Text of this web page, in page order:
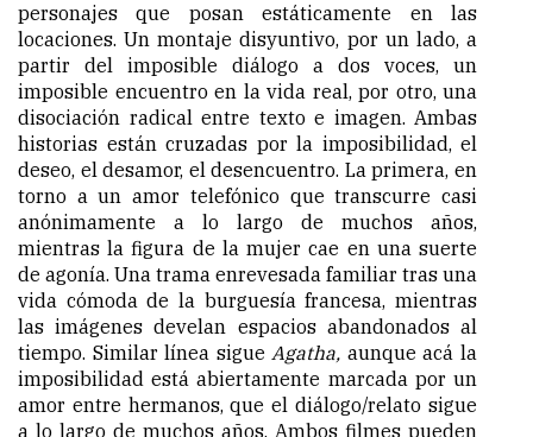
personajes que posan estáticamente en las
locaciones. Un montaje disyuntivo, por un lado, a
partir del imposible diálogo a dos voces, un
imposible encuentro en la vida real, por otro, una
disociación radical entre texto e imagen. Ambas
historias están cruzadas por la imposibilidad, el
deseo, el desamor, el desencuentro. La primera, en
torno a un amor telefónico que transcurre casi
anónimamente a lo largo de muchos años,
mientras la figura de la mujer cae en una suerte
de agonía. Una trama enrevesada familiar tras una
vida cómoda de la burguesía francesa, mientras
las imágenes develan espacios abandonados al
tiempo. Similar línea sigue Agatha, aunque acá la
imposibilidad está abiertamente marcada por un
amor entre hermanos, que el diálogo/relato sigue
a lo largo de muchos años. Ambos filmes pueden